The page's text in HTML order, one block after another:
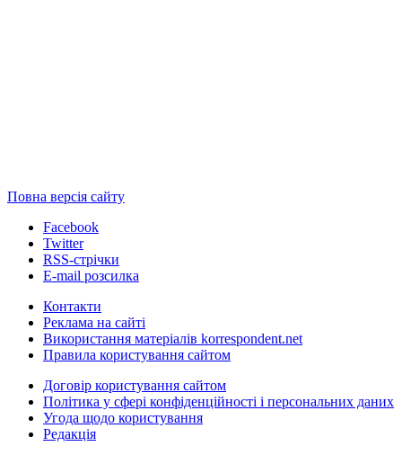
Повна версія сайту
Facebook
Twitter
RSS-стрічки
E-mail розсилка
Контакти
Реклама на сайті
Використання матеріалів korrespondent.net
Правила користування сайтом
Договір користування сайтом
Політика у сфері конфіденційності і персональних даних
Угода щодо користування
Редакція